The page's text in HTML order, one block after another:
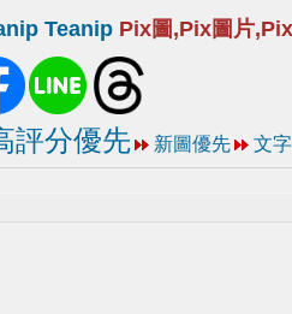
TeanipPix圖,Pix圖片
評分優先 新圖優先 文